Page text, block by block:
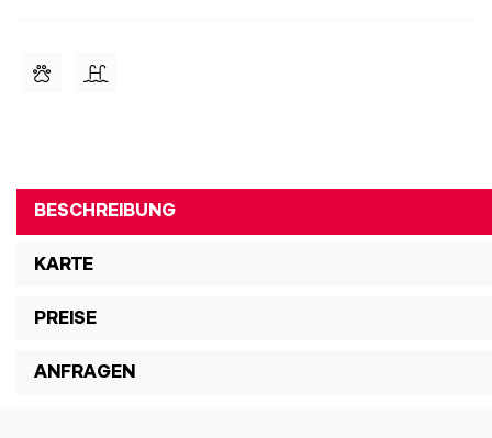
BESCHREIBUNG
KARTE
PREISE
ANFRAGEN